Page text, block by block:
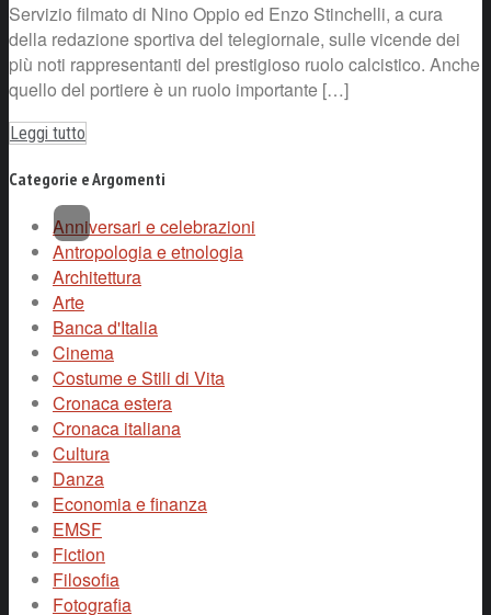
Servizio filmato di Nino Oppio ed Enzo Stinchelli, a cura
della redazione sportiva del telegiornale, sulle vicende dei
più noti rappresentanti del prestigioso ruolo calcistico. Anche
quello del portiere è un ruolo importante […]
Leggi tutto
Categorie e Argomenti
Anniversari e celebrazioni
Antropologia e etnologia
Architettura
Arte
Banca d'Italia
Cinema
Costume e Stili di Vita
Cronaca estera
Cronaca italiana
Cultura
Danza
Economia e finanza
EMSF
Fiction
Filosofia
Fotografia